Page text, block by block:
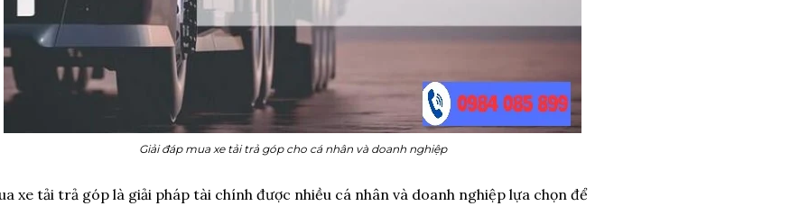
Giải đáp mua xe tải trả góp cho cá nhân và doanh nghiệp
xe tải trả góp là giải pháp tài chính được nhiều cá nhân và doanh nghiệp lựa chọn để